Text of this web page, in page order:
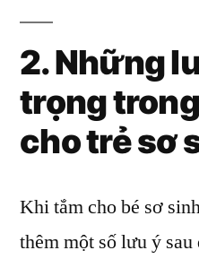
2. Những
trọng
cho trẻ sơ
Khi tắm cho bé sơ
thêm một số lưu ý